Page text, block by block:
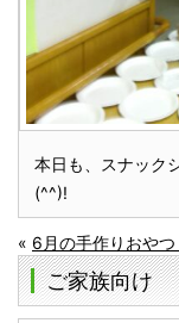
ご家族向け
本日も、スナック
(^^)!
« 6月の手作りおやつ